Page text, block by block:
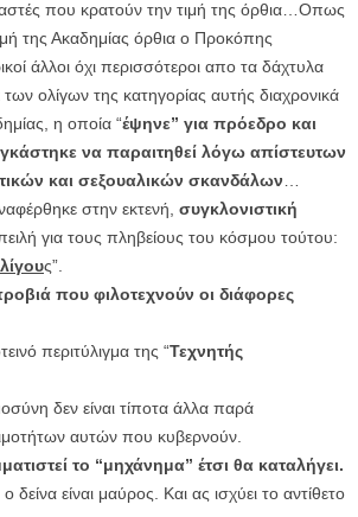
που κρατούν την τιμή της όρθια…Οπως
της Ακαδημίας όρθια ο Προκόπης
άλλοι όχι περισσότεροι απο τα δάχτυλα
ολίγων της κατηγορίας αυτής διαχρονικά
η οποία “έψηνε” για πρόεδρο και
να παραιτηθεί λόγω απίστευτων
και σεξουαλικών σκανδάλων…
στην εκτενή, συγκλονιστική
για τους πληβείους του κόσμου τούτου:
ς”.
που φιλοτεχνούν οι διάφορες
περιτύλιγμα της “Τεχνητής
δεν είναι τίποτα άλλα παρά
αυτών που κυβερνούν.
το “μηχάνημα” έτσι θα καταλήγει.
δείνα είναι μαύρος. Και ας ισχύει το αντίθετο